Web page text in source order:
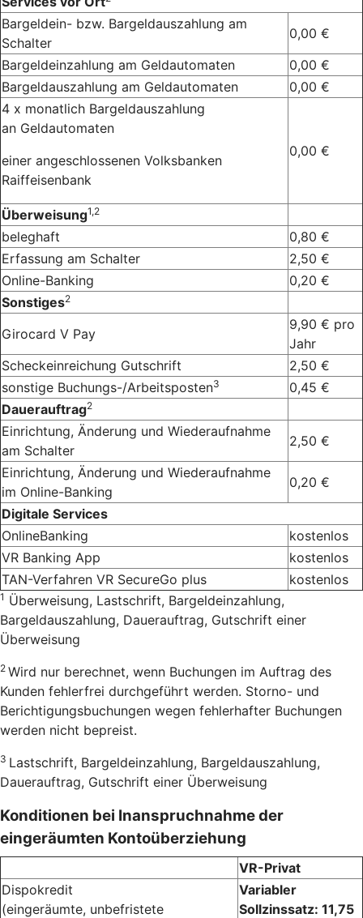
Bargeldein- bzw. Bargeldauszahlung am
Schalter
0,00 €
Bargeldeinzahlung am Geldautomaten
0,00 €
Bargeldauszahlung am Geldautomaten
0,00 €
4 x monatlich Bargeldauszahlung
an Geldautomaten
einer angeschlossenen Volksbanken
Raiffeisenbank
0,00 €
Überweisung1,2
beleghaft
0,80 €
Erfassung am Schalter
2,50 €
Online-Banking
0,20 €
Sonstiges2
Girocard V Pay
9,90 € pro
Jahr
Scheckeinreichung Gutschrift
2,50 €
sonstige Buchungs-/Arbeitsposten3
0,45 €
Dauerauftrag2
Einrichtung, Änderung und Wiederaufnahme
am Schalter
2,50 €
Einrichtung, Änderung und Wiederaufnahme
im Online-Banking
0,20 €
Digitale Services
OnlineBanking
kostenlos
VR Banking App
kostenlos
TAN-Verfahren VR SecureGo plus
kostenlos
1 Überweisung, Lastschrift, Bargeldeinzahlung,
Bargeldauszahlung, Dauerauftrag, Gutschrift einer
Überweisung
2 Wird nur berechnet, wenn Buchungen im Auftrag des
Kunden fehlerfrei durchgeführt werden. Storno- und
Berichtigungsbuchungen wegen fehlerhafter Buchungen
werden nicht bepreist.
3 Lastschrift, Bargeldeinzahlung, Bargeldauszahlung,
Dauerauftrag, Gutschrift einer Überweisung
Konditionen bei Inanspruchnahme der
eingeräumten Kontoüberziehung
VR-Privat
Dispokredit
(eingeräumte, unbefristete
Variabler
Sollzinssatz: 11,75